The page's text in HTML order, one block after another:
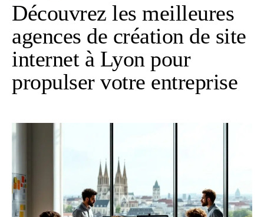
Découvrez les meilleures
agences de création de site
internet à Lyon pour
propulser votre entreprise